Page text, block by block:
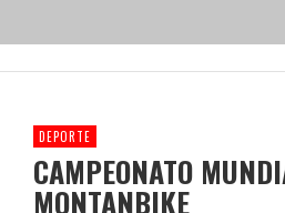
DEPORTE
CAMPEONATO
MONTANBIKE